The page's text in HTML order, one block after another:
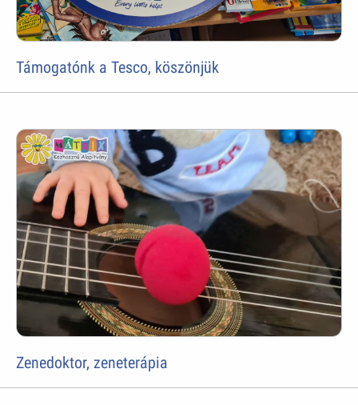
Támogatónk a Tesco, köszönjük
Zenedoktor, zeneterápia